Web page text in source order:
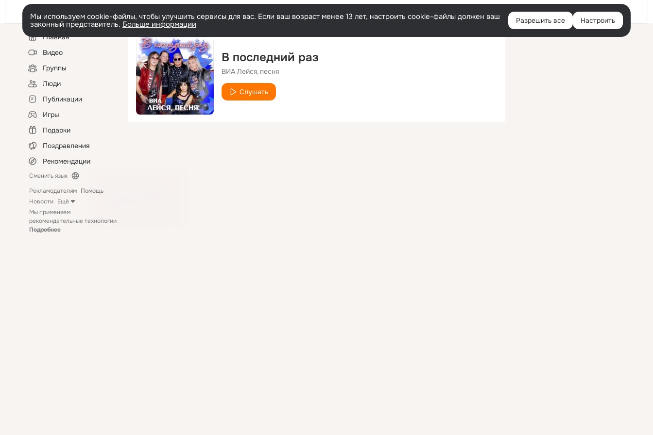
Войти
Мы используем cookie-файлы, чтобы улучшить сервисы для вас. Если ваш возраст менее 13 лет, настроить cookie-файлы должен ваш
законный представитель. Больше информации Разрешить все Настроить
Левая
колонкаГлавная
Видео
Группы
Люди
Публикации
Игры
Подарки
Поздравления
Рекомендации
Сменить язык
Рекламодателям Помощь
Новости Ещё
Мы применяем
рекомендательные технологии
Подробнее
В последний раз
ВИА Лейся песня
Слушать